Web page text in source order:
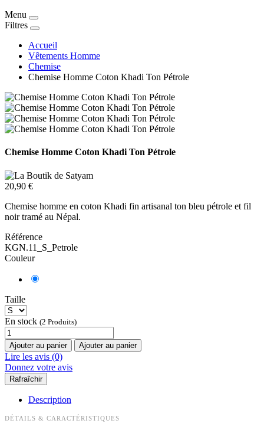
Menu
Filtres
Accueil
Vêtements Homme
Chemise
Chemise Homme Coton Khadi Ton Pétrole
Chemise Homme Coton Khadi Ton Pétrole
20,90 €
Chemise homme en coton Khadi fin artisanal ton bleu pétrole et fil
noir tramé au Népal.
Référence
KGN.11_S_Petrole
Couleur
Taille
En stock (2 Produits)
Ajouter au panier Ajouter au panier
Lire les avis (0)
Donnez votre avis
Description
DÉTAILS & CARACTÉRISTIQUES